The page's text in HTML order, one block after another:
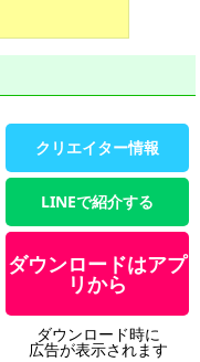
クリエイター情報
LINEで紹介する
ダウンロードはアプ
リから
ダウンロード時に
広告が表示されます